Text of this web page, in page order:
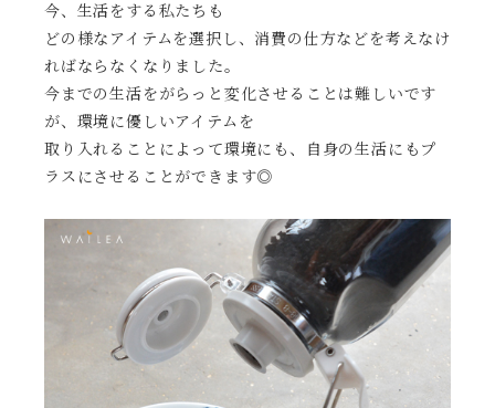
今、生活をする私たちも
どの様なアイテムを選択し、消費の仕方などを考えなけ
ればならなくなりました。
今までの生活をがらっと変化させることは難しいです
が、環境に優しいアイテムを
取り入れることによって環境にも、自身の生活にもプ
ラスにさせることができます◎